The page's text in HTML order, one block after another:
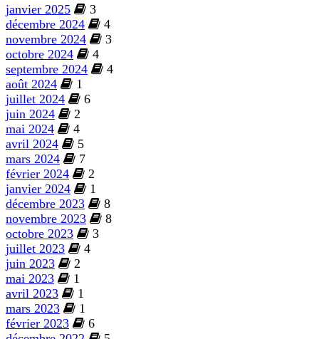
janvier 2025
3
décembre 2024
4
novembre 2024
3
octobre 2024
4
septembre 2024
4
août 2024
1
juillet 2024
6
juin 2024
2
mai 2024
4
avril 2024
5
mars 2024
7
février 2024
2
janvier 2024
1
décembre 2023
8
novembre 2023
8
octobre 2023
3
juillet 2023
4
juin 2023
2
mai 2023
1
avril 2023
1
mars 2023
1
février 2023
6